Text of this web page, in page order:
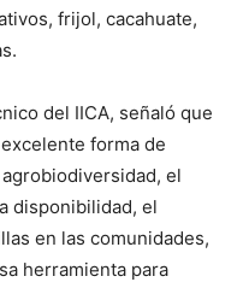
frijol, cacahuate,
del IICA, señaló que
forma de
el
disponibilidad, el
en las comunidades,
herramienta para